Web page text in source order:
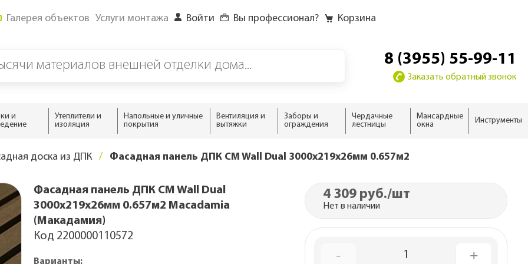
Галерея объектов Услуги монтажа Войти Вы профессионал? Корзина
8 (3955) 55-99-11
Заказать обратный звонок
и
Утеплители и
изоляция
Напольные и уличные
покрытия
Вентиляция и
вытяжки
Заборы и
ограждения
Чердачные
лестницы
Мансардные
окна
Инструменты
Дизайн
Под камень
По материалу
По форме
Тетрис
По количеству слоёв
70 лет)
30 лет)
По материалу
Металлические
По назначению
Для частного дома
По материалу
Минераловатный
По назначению
Утепление мансарды
Утепление скатной кровли
По текстуре По назначению
Для дачного домика
По материалу
доска из ДПК Фасадная панель ДПК CM Wall Dual 3000х219х26мм 0.657м2
Фасадная панель ДПК CM Wall Dual
3000х219х26мм 0.657м2 Macadamia
(Макадамия)
Код 2200000110572
Варианты:
4 309 руб./шт
Нет в наличии
- 1 +